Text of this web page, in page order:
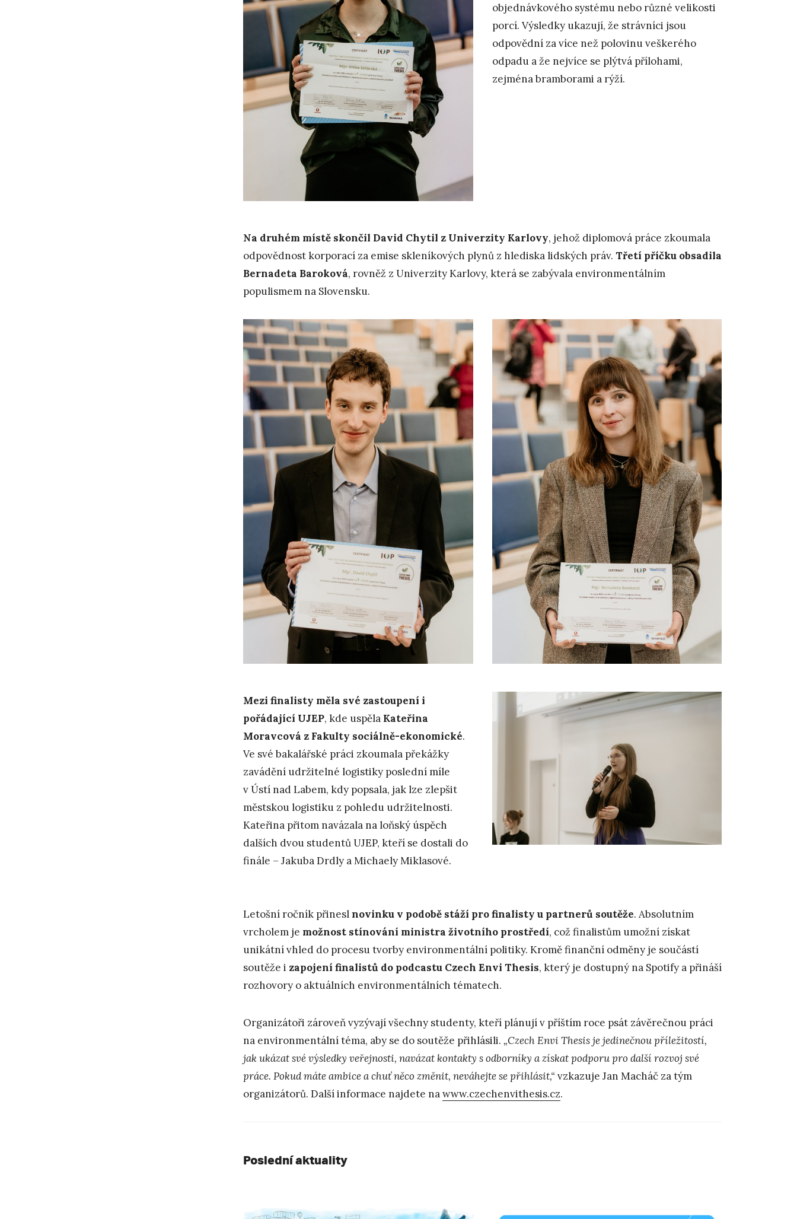
objednávkového systému nebo různé velikosti
porcí. Výsledky ukazují, že strávníci jsou
odpovědní za více než polovinu veškerého
odpadu a že nejvíce se plýtvá přílohami,
zejména bramborami a rýží.
Na druhém místě skončil David Chytil z Univerzity Karlovy, jehož diplomová práce zkoumala
odpovědnost korporací za emise skleníkových plynů z hlediska lidských práv. Třetí příčku obsadila
Bernadeta Baroková, rovněž z Univerzity Karlovy, která se zabývala environmentálním
populismem na Slovensku.
Mezi finalisty měla své zastoupení i
pořádající UJEP, kde uspěla Kateřina
Moravcová z Fakulty sociálně-ekonomické.
Ve své bakalářské práci zkoumala překážky
zavádění udržitelné logistiky poslední míle
v Ústí nad Labem, kdy popsala, jak lze zlepšit
městskou logistiku z pohledu udržitelnosti.
Kateřina přitom navázala na loňský úspěch
dalších dvou studentů UJEP, kteří se dostali do
finále – Jakuba Drdly a Michaely Miklasové.
Letošní ročník přineslnovinku v podobě stáží pro finalisty u partnerů soutěže. Absolutním
vrcholem je možnost stínování ministra životního prostředí, což finalistům umožní získat
unikátní vhled do procesu tvorby environmentální politiky. Kromě finanční odměny je součástí
soutěže i zapojení finalistů do podcastu Czech Envi Thesis, který je dostupný na Spotify a přináší
rozhovory o aktuálních environmentálních tématech.
Organizátoři zároveň vyzývají všechny studenty, kteří plánují v příštím roce psát závěrečnou práci
na environmentální téma, aby se do soutěže přihlásili. „Czech Envi Thesis je jedinečnou příležitostí,
jak ukázat své výsledky veřejnosti, navázat kontakty s odborníky a získat podporu pro další rozvoj své
práce. Pokud máte ambice a chuť něco změnit, neváhejte se přihlásit,“ vzkazuje Jan Macháč za tým
organizátorů. Další informace najdete nawww.czechenvithesis.cz.
Poslední aktuality